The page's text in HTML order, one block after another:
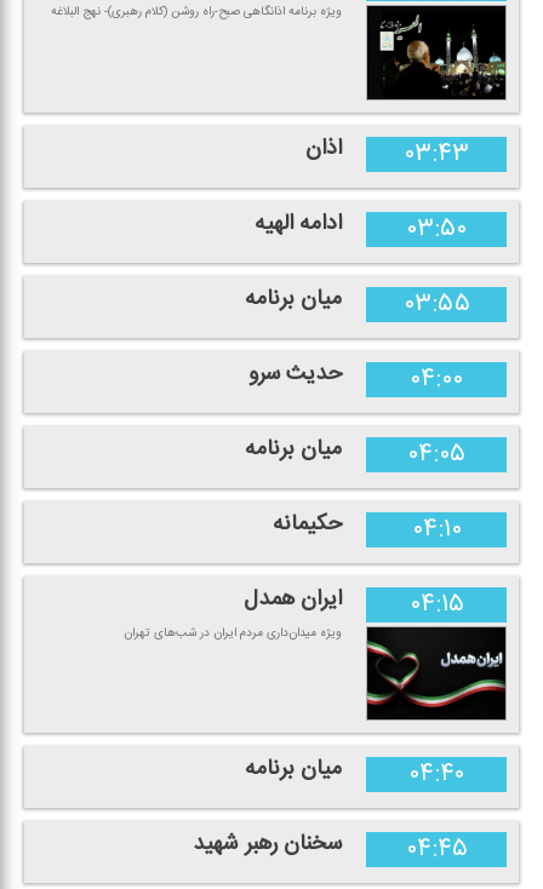
ویژه برنامه اذانگاهی صبح-راه روشن (كلام رهبری)- نهج البلاغه
۰۳:۴۳ اذان
۰۳:۵۰ ادامه الهیه
۰۳:۵۵ میان برنامه
۰۴:۰۰ حدیث سرو
۰۴:۰۵ میان برنامه
۰۴:۱۰ حكیمانه
۰۴:۱۵ ایران همدل
ویژه میدان‌داری مردم ایران در شب‌های تهران
۰۴:۴۰ میان برنامه
۰۴:۴۵ سخنان رهبر شهید